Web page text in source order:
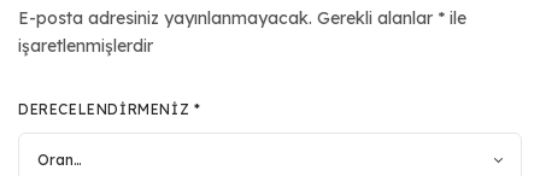
E-posta adresiniz yayınlanmayacak. Gerekli alanlar * ile
işaretlenmişlerdir
DERECELENDIRMENIZ *